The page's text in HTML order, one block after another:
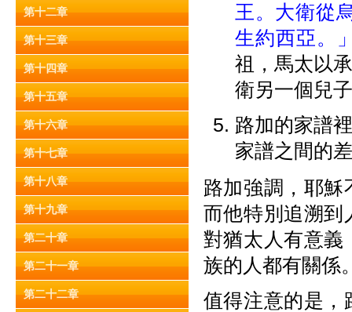
第十二章
第十三章
第十四章
第十五章
第十六章
第十七章
第十八章
第十九章
第二十章
第二十一章
第二十二章
王。大衛從
生約西亞。
祖，馬太以
衛另一個兒
路加的家譜
家譜之間的
路加強調，耶穌
而他特別追溯到
對猶太人有意義
族的人都有關係
值得注意的是，